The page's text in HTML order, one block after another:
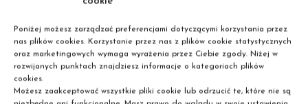
Poniżej możesz zarządzać preferencjami dotyczącymi korzystania przez
nas plików cookies. Korzystanie przez nas z plików cookie statystycznych
oraz marketingowych wymaga wyrażenia przez Ciebie zgody. Niżej w
rozwijanych punktach znajdziesz informacje o kategoriach plików
cookies.
Możesz zaakceptować wszystkie pliki cookie lub odrzucić te, które nie są